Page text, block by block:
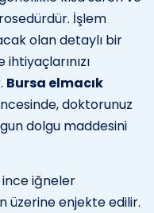
İşlem
olan detaylı bir
Bursa elmacık
doktorunuz
dolgu maddesini
ince iğneler
üzerine enjekte edilir.